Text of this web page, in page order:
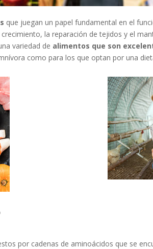
que juegan un papel fundamental en el
la reparación de tejidos y el
variedad de alimentos que son
como para los que optan por una
por cadenas de aminoácidos que se